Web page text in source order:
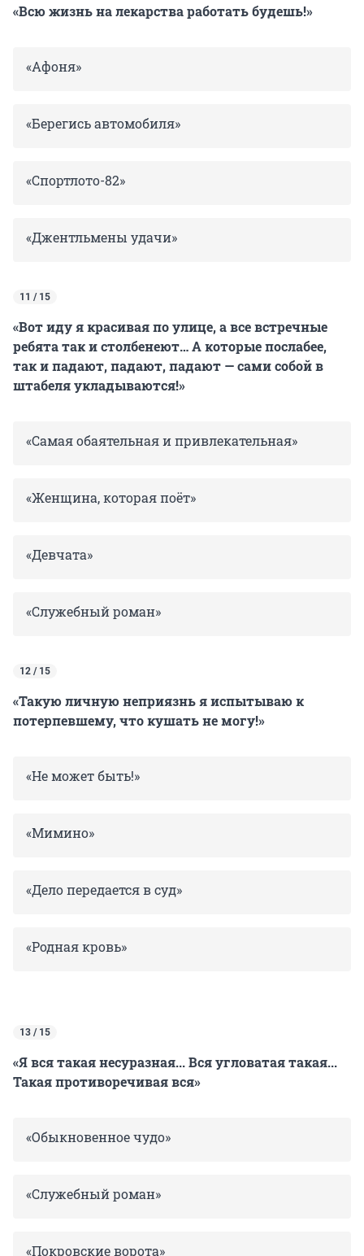
«Всю жизнь на лекарства работать будешь!»
«Афоня»
«Берегись автомобиля»
«Спортлото-82»
«Джентльмены удачи»
11 / 15
«Вот иду я красивая по улице, а все встречные
ребята так и столбенеют… А которые послабее,
так и падают, падают, падают — сами собой в
штабеля укладываются!»
«Самая обаятельная и привлекательная»
«Женщина, которая поёт»
«Девчата»
«Служебный роман»
12 / 15
«Такую личную неприязнь я испытываю к
потерпевшему, что кушать не могу!»
«Не может быть!»
«Мимино»
«Дело передается в суд»
«Родная кровь»
13 / 15
«Я вся такая несуразная... Вся угловатая такая...
Такая противоречивая вся»
«Обыкновенное чудо»
«Служебный роман»
«Покровские ворота»